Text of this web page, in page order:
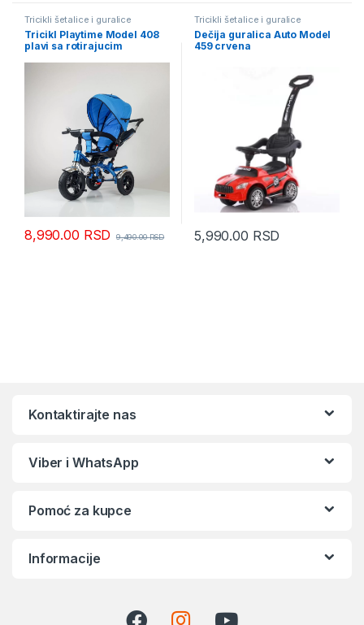
Tricikli šetalice i guralice
Tricikl Playtime Model 408
plavi sa rotirajucim
8,990.00 RSD 9,490.00RSD
Tricikli šetalice i guralice
Dečija guralica Auto Model
459 crvena
5,990.00 RSD
Kontaktirajte nas
Viber i WhatsApp
Pomoć za kupce
Informacije